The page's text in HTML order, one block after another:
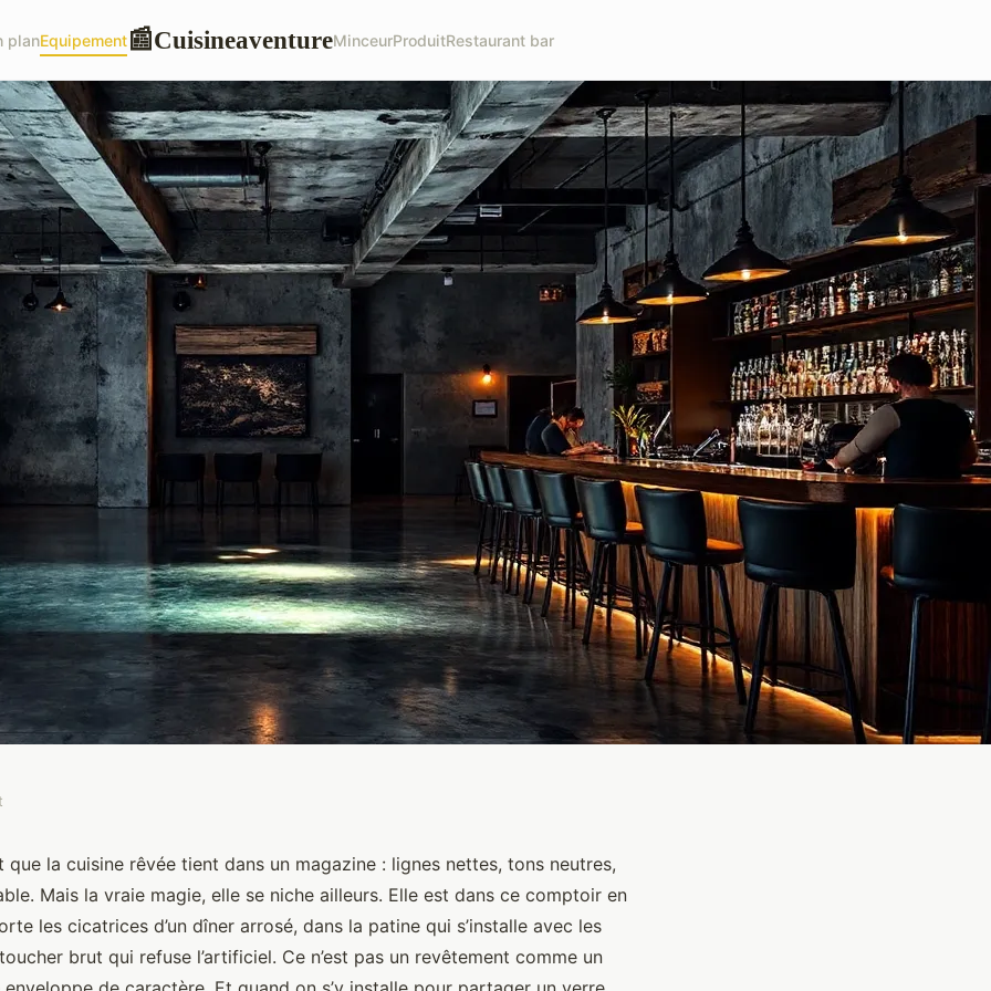
planEquipement📰CuisineaventureMinceurProduitRestaurant bar
pour un bar
que la cuisine rêvée tient dans un magazine : lignes nettes, tons neutres,
Mais la vraie magie, elle se niche ailleurs. Elle est dans ce comptoir en
les cicatrices d’un dîner arrosé, dans la patine qui s’installe avec les
brut qui refuse l’artificiel. Ce n’est pas un revêtement comme un